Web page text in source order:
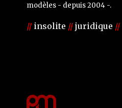
modèles - depuis 2004 -.
// insolite // juridique //